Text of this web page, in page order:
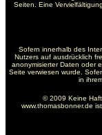
Seiten. Eine
Sofern innerhalb des
Nutzers auf ausdrücklich
anonymisierter Daten oder
Seite verwiesen wurde.
in
© 2009 Keine
www.thomasbonner.de